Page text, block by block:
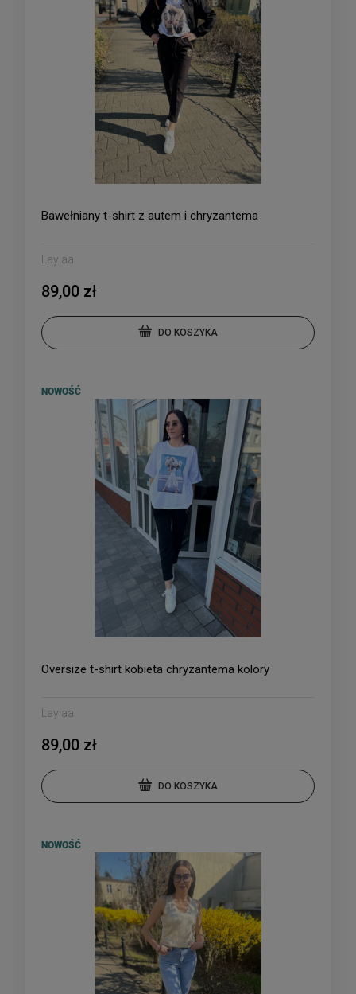
Bawełniany t-shirt z autem i chryzantema
Laylaa
89,00 zł
DO KOSZYKA
Oversize t-shirt kobieta chryzantema kolory
Laylaa
89,00 zł
DO KOSZYKA
NOWOŚĆ
NOWOŚĆ